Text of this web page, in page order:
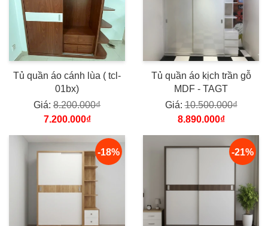
Tủ quần áo cánh lùa ( tcl-
01bx)
Giá: 8.200.000₫
7.200.000₫
Tủ quần áo kịch trần gỗ
MDF - TAGT
Giá:10.500.000₫
8.890.000₫
-18% -21%